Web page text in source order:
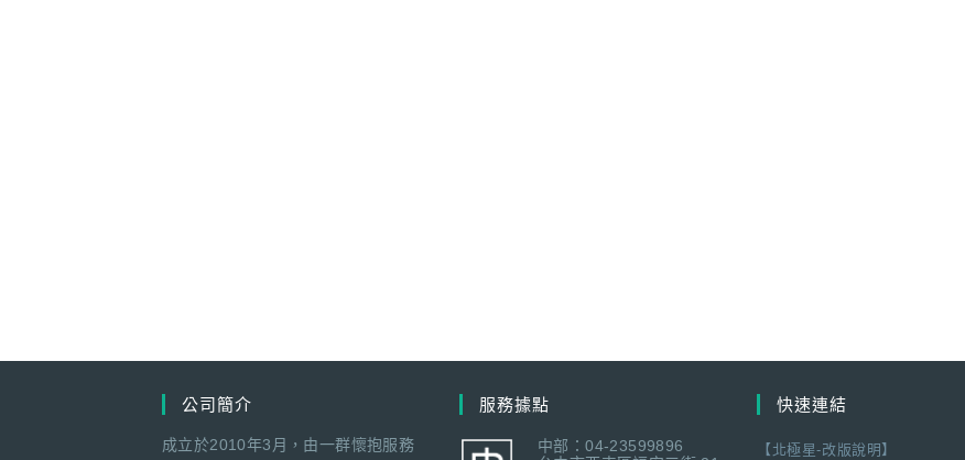
公司簡介
成立於2010年3月，由一群懷抱服務
服務據點
中部：04-23599896
快速連結
【北極星-改版說明】